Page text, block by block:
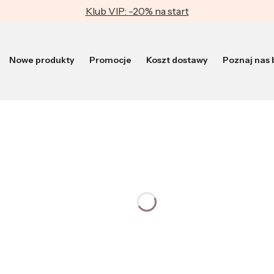
Klub VIP: -20% na start
Nowe produkty Promocje Koszt dostawy Poznaj nas